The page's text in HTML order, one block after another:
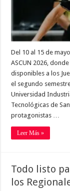
Del 10 al 15 de
ASCUN 2026,
disponibles a los
el segundo
Universidad
Tecnológicas de
protagonistas …
Leer Más »
Todo listo
los